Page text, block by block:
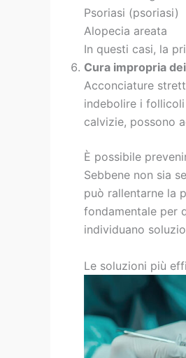
Psoriasi (psoriasi)
Alopecia areata
In questi casi, la
Cura impropria
Acconciature
indebolire i
calvizie, possono
È possibile
Sebbene non sia
può rallentarne la
fondamentale per
individuano
Le soluzioni più